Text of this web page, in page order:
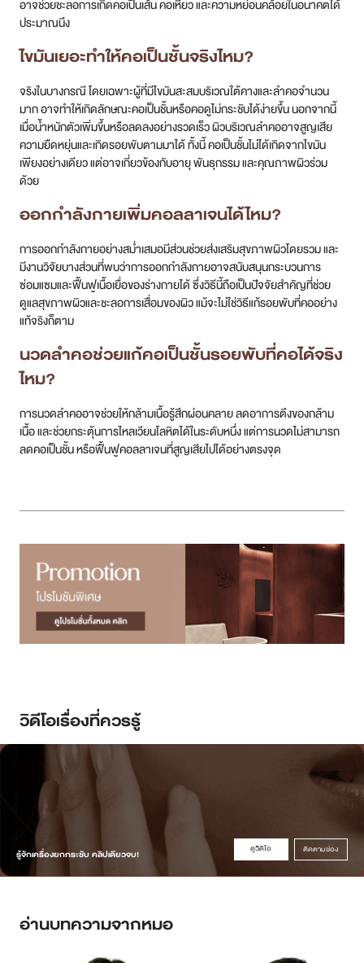
อาจช่วยชะลอการเกิดคอเป็นเส้น คอเหี่ยว และความหย่อนคล้อยในอนาคตได้
ประมาณนึง
ไขมันเยอะทำให้คอเป็นชั้นจริงไหม?
จริงในบางกรณี โดยเฉพาะผู้ที่มีไขมันสะสมบริเวณใต้คางและลำคอจำนวน
มาก อาจทำให้เกิดลักษณะคอเป็นชั้นหรือคอดูไม่กระชับได้ง่ายขึ้น นอกจากนี้
เมื่อน้ำหนักตัวเพิ่มขึ้นหรือลดลงอย่างรวดเร็ว ผิวบริเวณลำคออาจสูญเสีย
ความยืดหยุ่นและเกิดรอยพับตามมาได้ ทั้งนี้ คอเป็นชั้นไม่ได้เกิดจากไขมัน
เพียงอย่างเดียว แต่อาจเกี่ยวข้องกับอายุ พันธุกรรม และคุณภาพผิวร่วม
ด้วย
ออกกำลังกายเพิ่มคอลลาเจนได้ไหม?
การออกกำลังกายอย่างสม่ำเสมอมีส่วนช่วยส่งเสริมสุขภาพผิวโดยรวม และ
มีงานวิจัยบางส่วนที่พบว่าการออกกำลังกายอาจสนับสนุนกระบวนการ
ซ่อมแซมและฟื้นฟูเนื้อเยื่อของร่างกายได้ ซึ่งวิธีนี้ถือเป็นปัจจัยสำคัญที่ช่วย
ดูแลสุขภาพผิวและชะลอการเสื่อมของผิว แม้จะไม่ใช่วิธีแก้รอยพับที่คออย่าง
แท้จริงก็ตาม
นวดลำคอช่วยแก้คอเป็นชั้นรอยพับที่คอได้จริง
ไหม?
การนวดลำคออาจช่วยให้กล้ามเนื้อรู้สึกผ่อนคลาย ลดอาการตึงของกล้าม
เนื้อ และช่วยกระตุ้นการไหลเวียนโลหิตได้ในระดับหนึ่ง แต่การนวดไม่สามารถ
ลดคอเป็นชั้น หรือฟื้นฟูคอลลาเจนที่สูญเสียไปได้อย่างตรงจุด
วิดีโอเรื่องที่ควรรู้
รู้จักเครื่องยกกระชับ คลิปเดียวจบ! ดูวิดิโอ ติดตามช่อง
อ่านบทความจากหมอ